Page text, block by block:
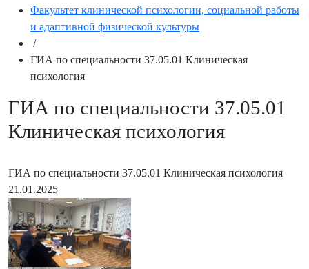
Факультет клинической психологии, социальной работы
и адаптивной физической культуры
/
ГИА по специальности 37.05.01 Клиническая
психология
ГИА по специальности 37.05.01
Клиническая психология
ГИА по специальности 37.05.01 Клиническая психология
21.01.2025